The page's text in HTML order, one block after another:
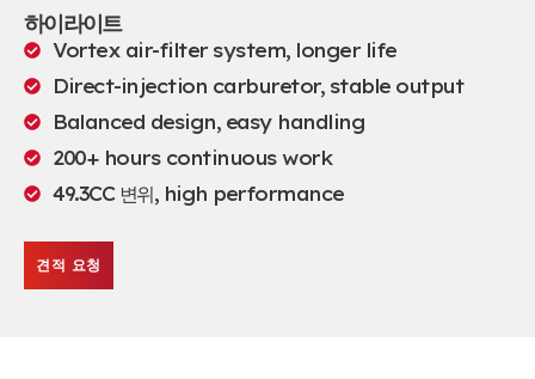
하이라이트
Vortex air-filter system, longer life
Direct-injection carburetor, stable output
Balanced design, easy handling
200+ hours continuous work
49.3CC 변위, high performance
견적 요청